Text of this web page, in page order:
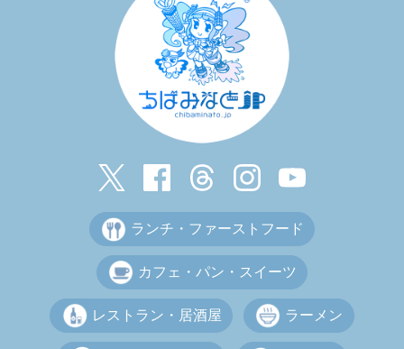
ランチ・ファーストフード
カフェ・パン・スイーツ
レストラン・居酒屋 ラーメン